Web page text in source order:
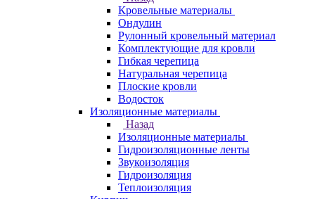
Кровельные материалы
Ондулин
Рулонный кровельный материал
Комплектующие для кровли
Гибкая черепица
Натуральная черепица
Плоские кровли
Водосток
Изоляционные материалы
Назад
Изоляционные материалы
Гидроизоляционные ленты
Звукоизоляция
Гидроизоляция
Теплоизоляция